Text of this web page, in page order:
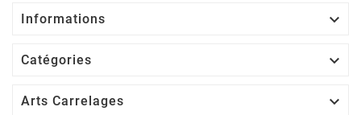
Informations 
Catégories 
Arts Carrelages 